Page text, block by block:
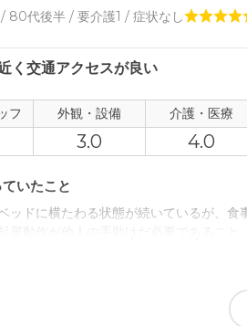
・他入居者の雰囲気について
室・設備について
いと思います施設の外観や内装はとて
スについて
でいいと思いますきめ細かく対応してい
80代後半 / 要介護1 / 症状なし
く交通アクセスが良い
フ 外観・設備 介護・医療
3.0 4.0
いたこと
ッドに横たわる状態が続いているが、
な年齢層がこちらと同じランクの方が